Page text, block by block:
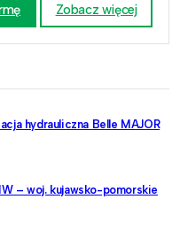
Zobacz więcej
hydrauliczna Belle MAJOR
– woj. kujawsko-pomorskie